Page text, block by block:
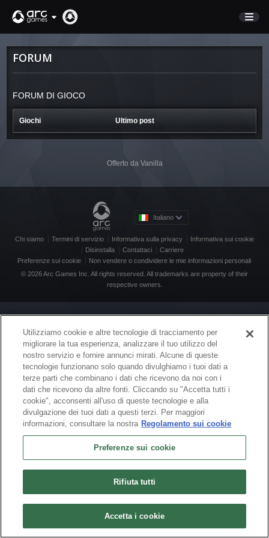
NEGOZIO
SUPPORTO
Accedi
FORUM
FORUM DI GIOCO
Giochi Ultimo post
Offerto da Vanilla
Italiano
Chi siamo Termini di servizio Informativa sulla privacy
Informativa sui cookie
Disinstalla
Contattaci
Carriere
Preferenze sui cookie
Non vendere o condividere le mie informazioni personali
© 2026 Arc Games Inc. All rights reserved. All trademarks are property of their
respective owners.
Utilizziamo cookie e altre tecnologie di tracciamento per
migliorare la tua esperienza, analizzare il tuo utilizzo del
nostro servizio e fornire annunci mirati. Alcune di queste
tecnologie funzionano solo quando divulghiamo i tuoi dati a
terze parti che combinano i dati che ricevono da noi con i
dati che ricevono da altre fonti. Cliccando su "Accetta tutti i
cookie", acconsenti all'uso di queste tecnologie e alla
divulgazione dei tuoi dati a questi terzi. Per maggiori
informazioni, consultare la nostra Regolamento sui cookie
Preferenze sui cookie
Rifiuta tutti
Accetta i cookie